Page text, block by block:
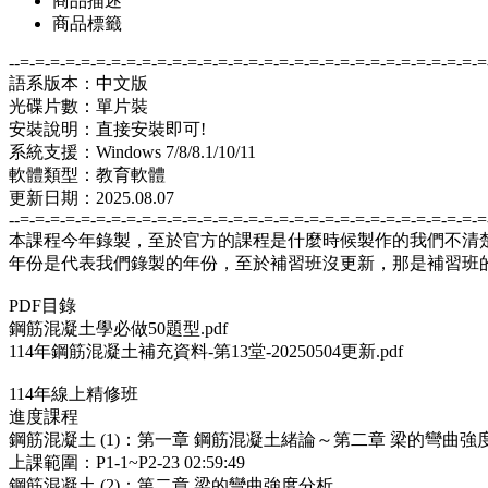
商品標籤
--=-=-=-=-=-=-=-=-=-=-=-=-=-=-=-=-=-=-=-=-=-=-=-=-=-=-=-=-=-=-
語系版本：中文版
光碟片數：單片裝
安裝說明：直接安裝即可!
系統支援：Windows 7/8/8.1/10/11
軟體類型：教育軟體
更新日期：2025.08.07
--=-=-=-=-=-=-=-=-=-=-=-=-=-=-=-=-=-=-=-=-=-=-=-=-=-=-=-=-=-=-
本課程今年錄製，至於官方的課程是什麼時候製作的我們不清
年份是代表我們錄製的年份，至於補習班沒更新，那是補習班
PDF目錄
鋼筋混凝土學必做50題型.pdf
114年鋼筋混凝土補充資料-第13堂-20250504更新.pdf
114年線上精修班
進度課程
鋼筋混凝土 (1)：第一章 鋼筋混凝土緒論～第二章 梁的彎曲強
上課範圍：P1-1~P2-23 02:59:49